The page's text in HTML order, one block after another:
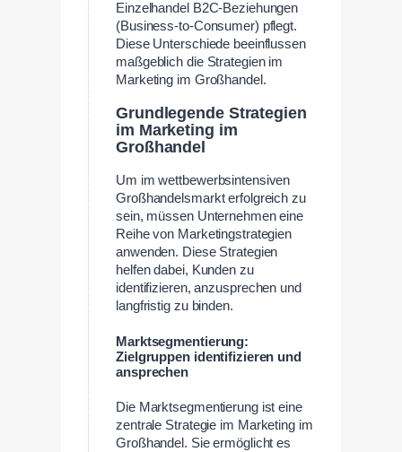
Einzelhandel B2C-Beziehungen
(Business-to-Consumer) pflegt.
Diese Unterschiede beeinflussen
maßgeblich die Strategien im
Marketing im Großhandel.
Grundlegende Strategien
im Marketing im
Großhandel
Um im wettbewerbsintensiven
Großhandelsmarkt erfolgreich zu
sein, müssen Unternehmen eine
Reihe von Marketingstrategien
anwenden. Diese Strategien
helfen dabei, Kunden zu
identifizieren, anzusprechen und
langfristig zu binden.
Marktsegmentierung:
Zielgruppen identifizieren und
ansprechen
Die Marktsegmentierung ist eine
zentrale Strategie im Marketing im
Großhandel. Sie ermöglicht es